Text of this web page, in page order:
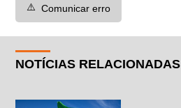
⚠️ Comunicar erro
NOTÍCIAS RELACIONADAS